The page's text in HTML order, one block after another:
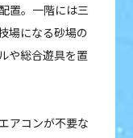
置。一階には三
場になる砂場の
や総合遊具を置
アコンが不要な